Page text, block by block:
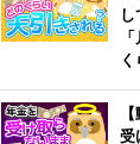
し
受